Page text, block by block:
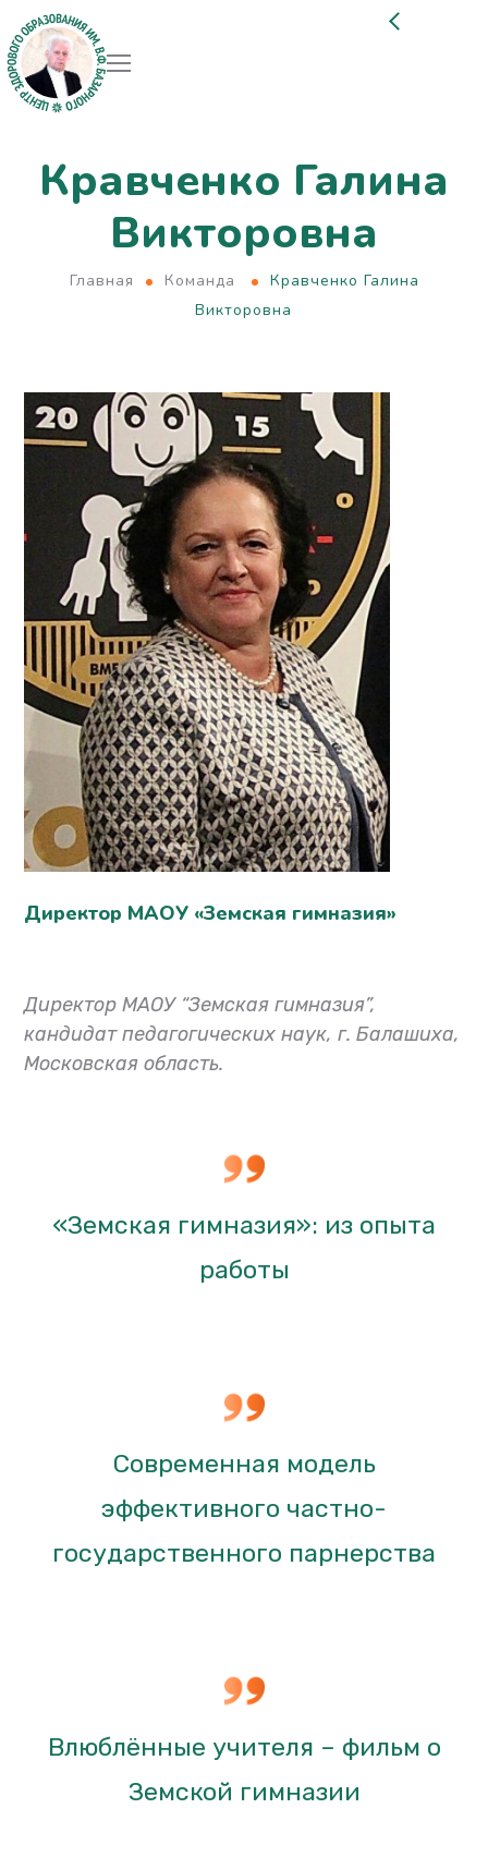
Кравченко Галина
Викторовна
Главная Команда
Кравченко Галина
Викторовна
Директор МАОУ «Земская гимназия»
Директор МАОУ “Земская гимназия”,
кандидат педагогических наyк, г. Балашиха,
Московская область.
«Земская гимназия»: из опыта
работы
Современная модель
эффективного частно-
государственного парнерства
Влюблённые учителя – фильм о
Земской гимназии